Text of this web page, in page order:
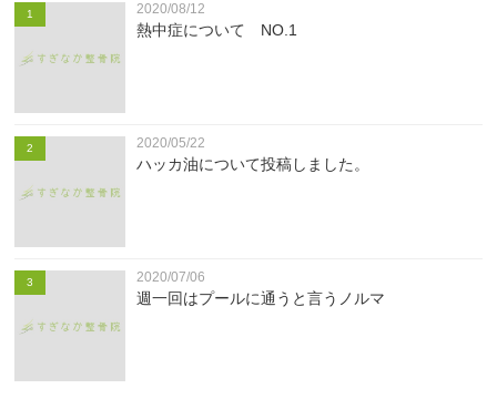
1 2020/08/12
熱中症について NO.1
2 2020/05/22
ハッカ油について投稿しました。
3 2020/07/06
週一回はプールに通うと言うノルマ